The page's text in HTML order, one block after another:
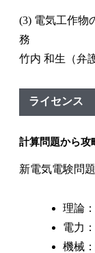
(3) 電気工作物
務
竹内 和生（弁
ライセンス
計算問題から攻
新電気電験問
理論
電力
機械